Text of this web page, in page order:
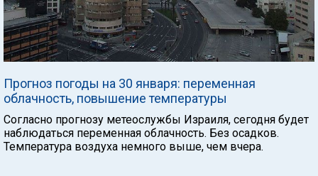
Прогноз погоды на 30 января: переменная
облачность, повышение температуры
Согласно прогнозу метеослужбы Израиля, сегодня будет
наблюдаться переменная облачность. Без осадков.
Температура воздуха немного выше, чем вчера.